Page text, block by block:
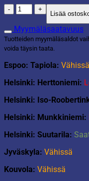
Ruukku
Dallas
vaaleanharmaa
matta
määrä
Lisää
Myymäläsaatavuus
Tuotteiden myymäläsaldot
voida täysin taata.
Espoo: Tapiola: Vähissä
Helsinki: Herttoniemi:
Helsinki: Iso-
Helsinki: Munkkiniemi:
Helsinki: Suutarila:
Jyväskyla: Vähissä
Kouvola: Vähissä